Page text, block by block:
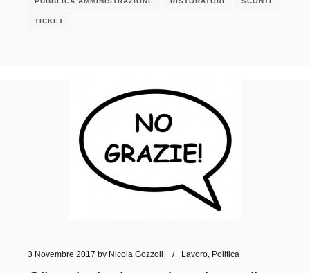
TICKET
3 Novembre 2017 by Nicola Gozzoli Lavoro Politica